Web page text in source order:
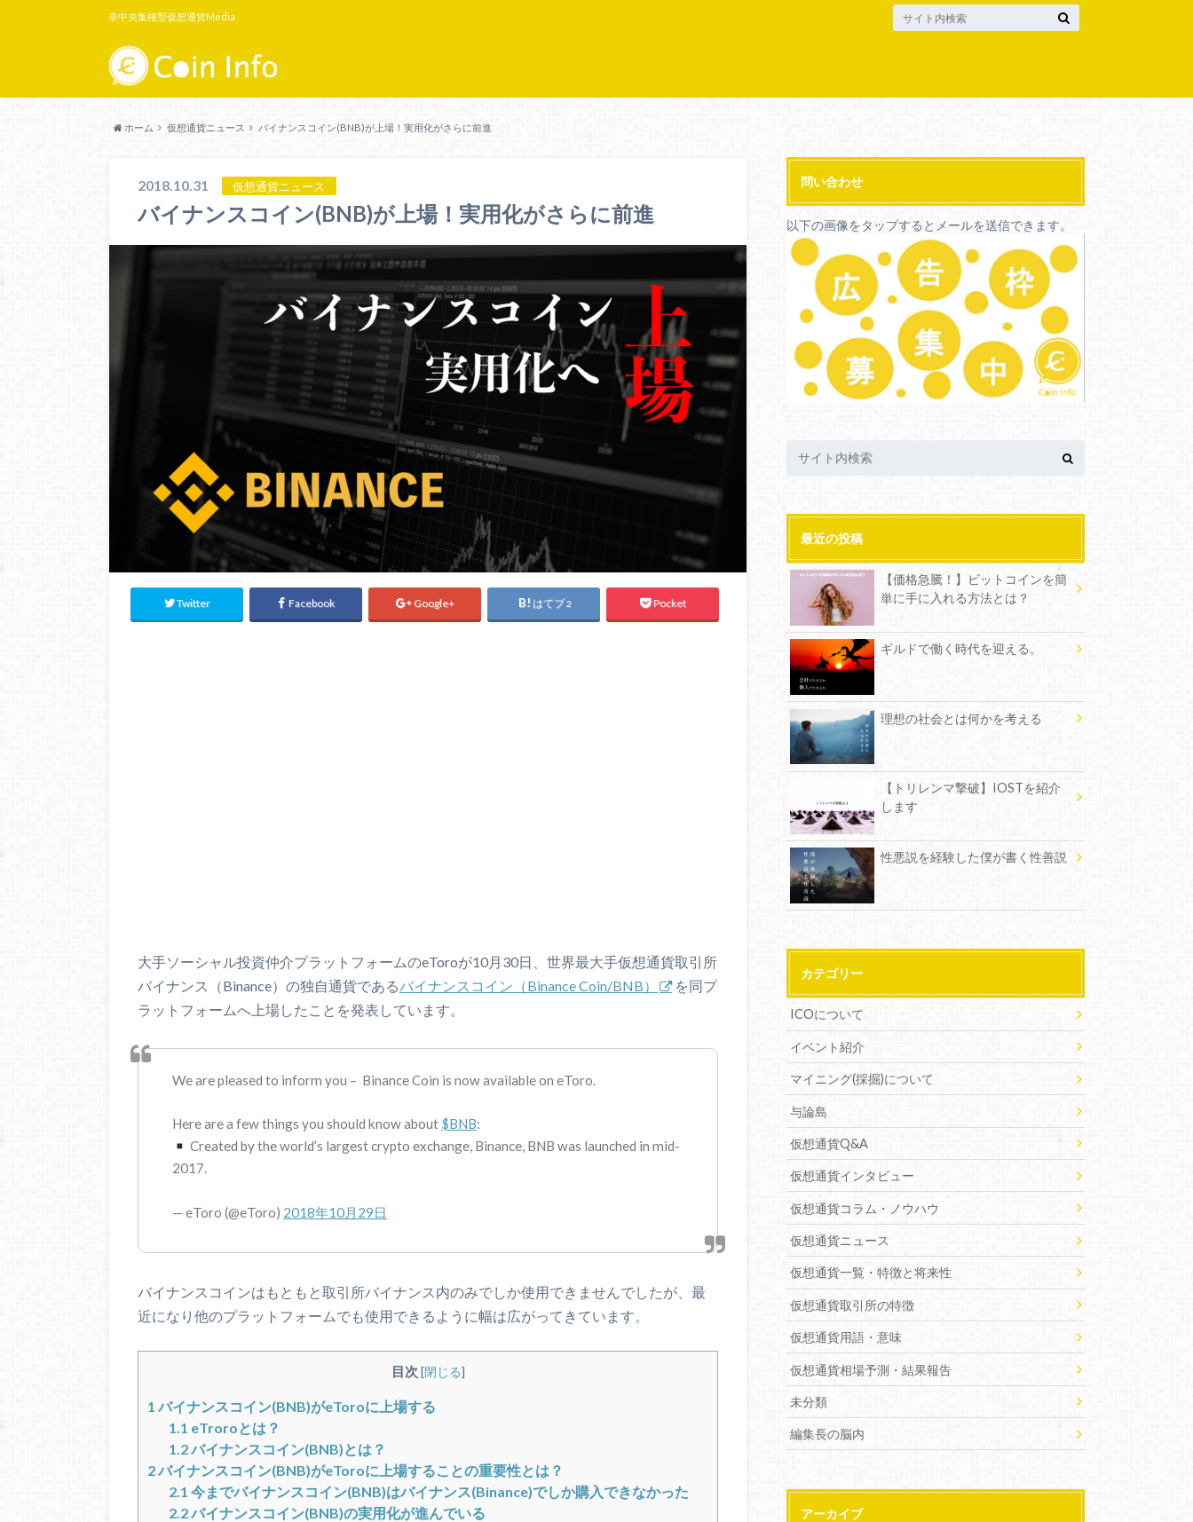
非中央集権型仮想通貨Media
ホーム 仮想通貨ニュース バイナンスコイン(BNB)が上場！実用化がさらに前進
2018.10.31 仮想通貨ニュース
バイナンスコイン(BNB)が上場！実用化がさらに前進
Twitter Facebook Google+ はてブ2 Pocket
大手ソーシャル投資仲介プラットフォームのeToroが10月30日、世界最大手仮想通貨取引所
バイナンス（Binance）の独自通貨であるバイナンスコイン（Binance Coin/BNB）
を同プ
ラットフォームへ上場したことを発表しています。
We are pleased to inform you – Binance Coin is now available on eToro.
Here are a few things you should know about $BNB:
Created by the world’s largest crypto exchange, Binance, BNB was launched in mid-
2017.
— eToro (@eToro) 2018年10月29日
バイナンスコインはもともと取引所バイナンス内のみでしか使用できませんでしたが、最
近になり他のプラットフォームでも使用できるように幅は広がってきています。
目次 [閉じる]
1 バイナンスコイン(BNB)がeToroに上場する
1.1 eTroroとは？
1.2バイナンスコイン(BNB)とは？
2バイナンスコイン(BNB)がeToroに上場することの重要性とは？
2.1 今までバイナンスコイン(BNB)はバイナンス(Binance)でしか購入できなかった
2.2バイナンスコイン(BNB)の実用化が進んでいる
問い合わせ
以下の画像をタップするとメールを送信できます。
最近の投稿
【価格急騰！】ビットコインを簡
単に手に入れる方法とは？
ギルドで働く時代を迎える。
理想の社会とは何かを考える
【トリレンマ撃破】IOSTを紹介
します
性悪説を経験した僕が書く性善説
カテゴリー
ICOについて
イベント紹介
マイニング(採掘)について
与論島
仮想通貨Q&A
仮想通貨インタビュー
仮想通貨コラム・ノウハウ
仮想通貨ニュース
仮想通貨一覧・特徴と将来性
仮想通貨取引所の特徴
仮想通貨用語・意味
仮想通貨相場予測・結果報告
未分類
編集長の脳内
アーカイブ